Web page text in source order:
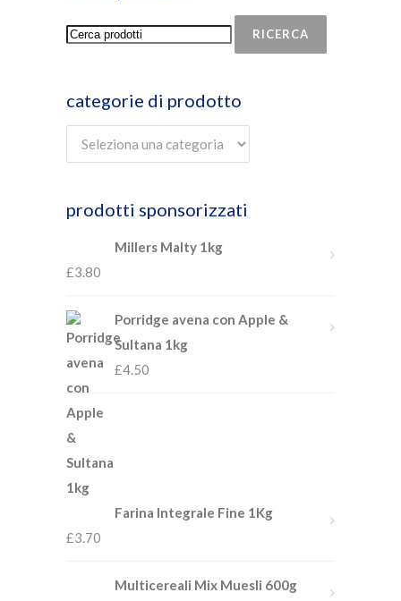
RICERCA
categorie di prodotto
prodotti sponsorizzati
Millers Malty 1kg
£3.80
Porridge avena con Apple &
Sultana 1kg
£4.50
Farina Integrale Fine 1Kg
£3.70
Multicereali Mix Muesli 600g